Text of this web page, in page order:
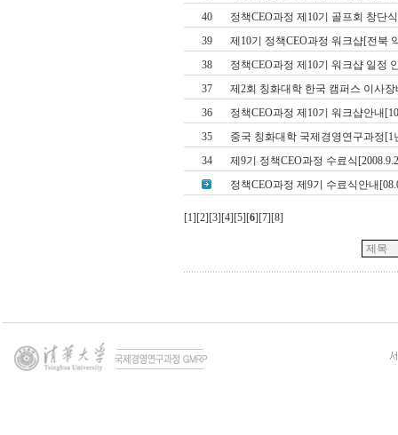
40
정책CEO과정 제10기 골프회 창단
39
제10기 정책CEO과정 워크샵[전북
38
정책CEO과정 제10기 워크샵 일정
37
제2회 칭화대학 한국 캠퍼스 이사
36
정책CEO과정 제10기 워크샵안내
35
중국 칭화대학 국제경영연구과정
34
제9기 정책CEO과정 수료식
정책CEO과정 제9기 수료식안내
[1][2][3][4][5][6][7][8]